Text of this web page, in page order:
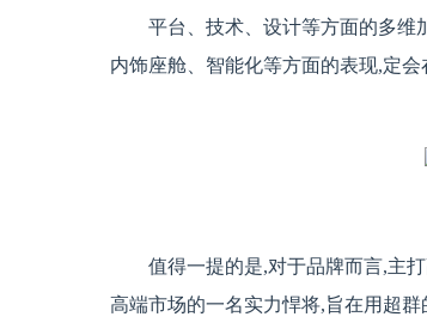
平台、技术、设计等方面的多维
内饰座舱、智能化等方面的表现,定会
值得一提的是,对于品牌而言,主
高端市场的一名实力悍将,旨在用超